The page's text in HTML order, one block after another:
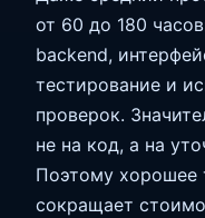
от 60 до 180
backend,
тестирование и
проверок.
не на код, а на
Поэтому хорошее
сокращает